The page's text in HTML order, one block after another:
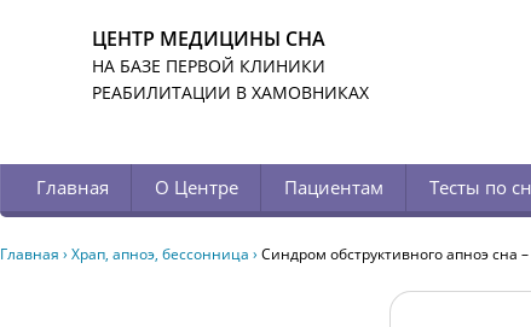
ЦЕНТР МЕДИЦИНЫ СНА
НА БАЗЕ ПЕРВОЙ КЛИНИКИ
РЕАБИЛИТАЦИИ В ХАМОВНИКАХ
Главная О Центре Пациентам Тесты по
Главная › Храп, апноэ, бессонница › Синдром обструктивного апноэ сна